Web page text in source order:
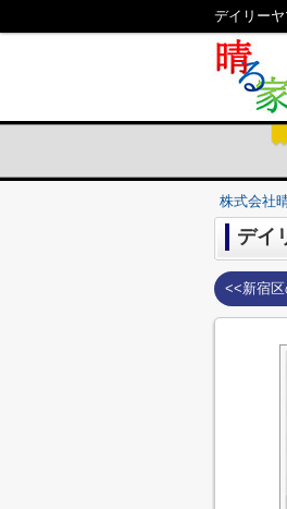
デイリー
株式会社
デイ
<<新宿